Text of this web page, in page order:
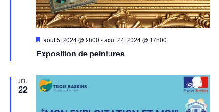
Exposition de peintures
Mis
avant
août 5, 2024 @ 9h00 -août 24, 2024 @ 17h00
JEU
22